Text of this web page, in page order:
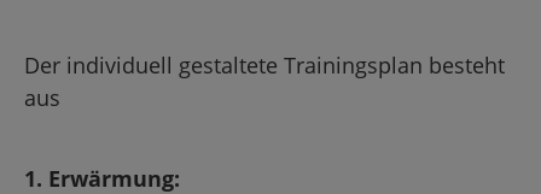
Der in­di­vi­du­ell ge­stal­te­te Trai­nings­plan be­steht
aus
1. Er­wär­mung: